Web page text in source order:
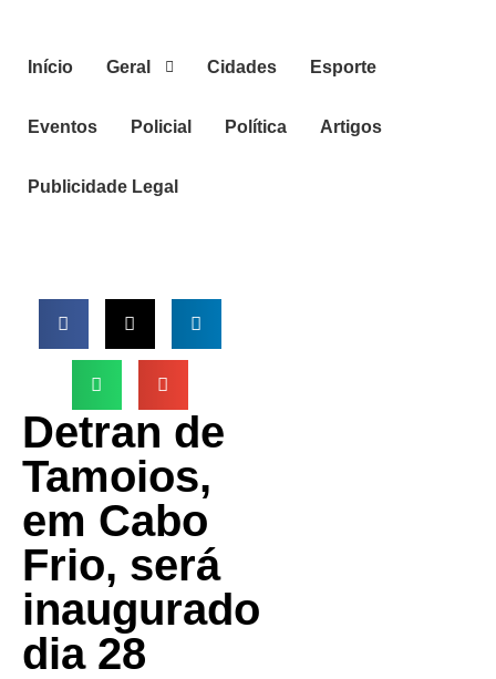
Início Geral Cidades Esporte
Eventos Policial Política Artigos
Publicidade Legal
Detran de
Tamoios,
em Cabo
Frio, será
inaugurado
dia 28